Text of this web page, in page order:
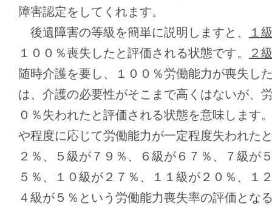
障害認定をしてくれます。
後遺障害の等級を簡単に説明しますと、
１
１００％喪失したと評価される状態です。
２
随時介護を要し、１００％労働能力が喪失し
は、介護の必要性がそこまで高くはないが、
０％失われたと評価される状態を意味します
や程度に応じて労働能力が一定程度失われた
２％、５級が７９％、６級が６７％、７級が
５％、１０級が２７％、１１級が２０％、１
４級が５％という労働能力喪失率の評価とな